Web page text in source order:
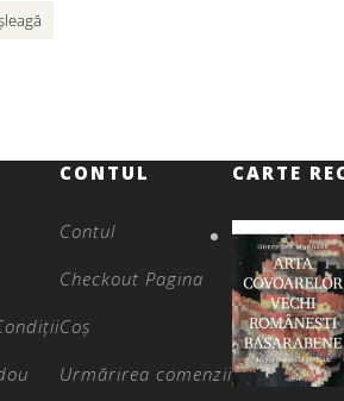
CONTUL
Contul
Checkout Pagina
Coș
Urmărirea comenzii
CARTE